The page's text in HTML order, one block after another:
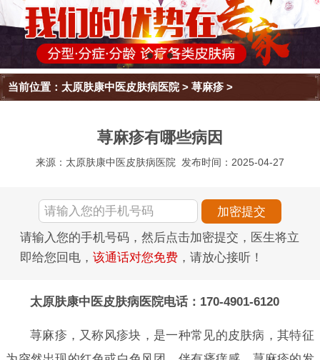
当前位置： 太原肤康中医皮肤病医院>荨麻疹 >
荨麻疹有哪些病因
来源：太原肤康中医皮肤病医院 发布时间：2025-04-27
请输入您的手机号码，然后点击加密提交，医生将立
即给您回电， 该通话对您免费 ，请放心接听！
太原肤康中医皮肤病医院电话：170-4901-6120
荨麻疹，又称风疹块，是一种常见的皮肤病，其特征